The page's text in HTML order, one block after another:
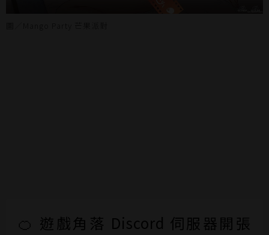
🍊 遊戲角落 Discord 伺服器開張